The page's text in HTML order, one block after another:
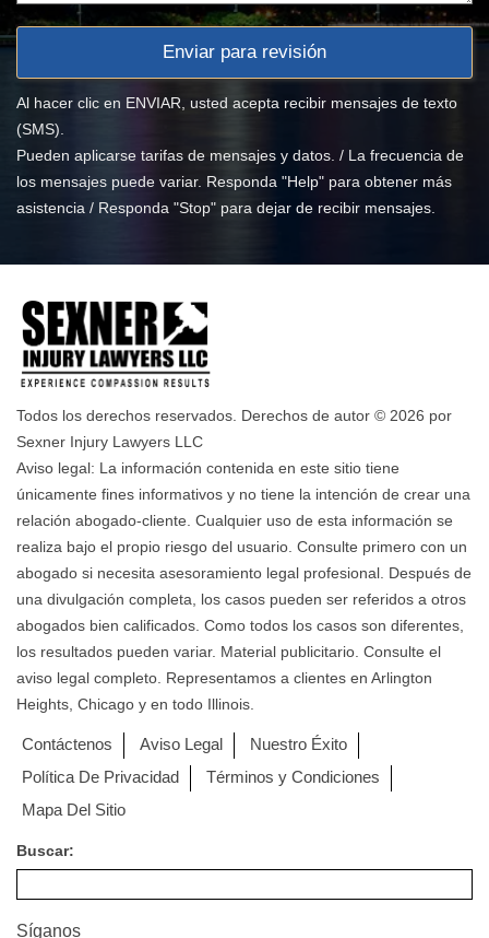
Al hacer clic en ENVIAR, usted acepta recibir mensajes de texto
(SMS).
Pueden aplicarse tarifas de mensajes y datos. / La frecuencia de
los mensajes puede variar. Responda "Help" para obtener más
asistencia / Responda "Stop" para dejar de recibir mensajes.
Todos los derechos reservados. Derechos de autor © 2026 por
Sexner Injury Lawyers LLC
Aviso legal: La información contenida en este sitio tiene
únicamente fines informativos y no tiene la intención de crear una
relación abogado-cliente. Cualquier uso de esta información se
realiza bajo el propio riesgo del usuario. Consulte primero con un
abogado si necesita asesoramiento legal profesional. Después de
una divulgación completa, los casos pueden ser referidos a otros
abogados bien calificados. Como todos los casos son diferentes,
los resultados pueden variar. Material publicitario. Consulte el
aviso legal completo. Representamos a clientes en Arlington
Heights, Chicago y en todo Illinois.
Contáctenos Aviso Legal
Nuestro Éxito
Política De Privacidad
Términos y Condiciones
Mapa Del Sitio
Síganos
Buscar: